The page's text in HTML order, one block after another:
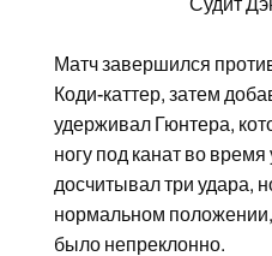
Матч завершился
Коди-каттер, затем
удерживал Гюнтера,
ногу под канат во
досчитывал три удара,
нормальном
было непреклонно.